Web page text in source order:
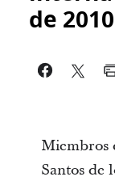
de 2010
Miembros
Santos de